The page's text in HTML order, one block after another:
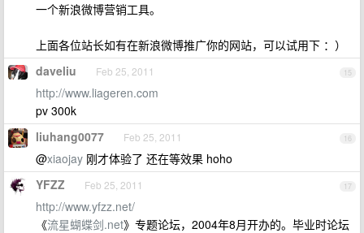
一个新浪微博营销工具。
上面各位站长如有在新浪微博推广你的网站，可以试用下 ：）
15
daveliu Feb 25, 2011
http://www.liageren.com
pv 300k
16
liuhang0077 Feb 25, 2011
@xiaojay 刚才体验了 还在等效果 hoho
17
YFZZ Feb 25, 2011
http://www.yfzz.net/
《流星蝴蝶剑.net》专题论坛，2004年8月开办的。毕业时论坛